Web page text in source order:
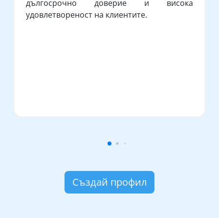
дългосрочно доверие и висока
удовлетвореност на клиентите.
Създай профил